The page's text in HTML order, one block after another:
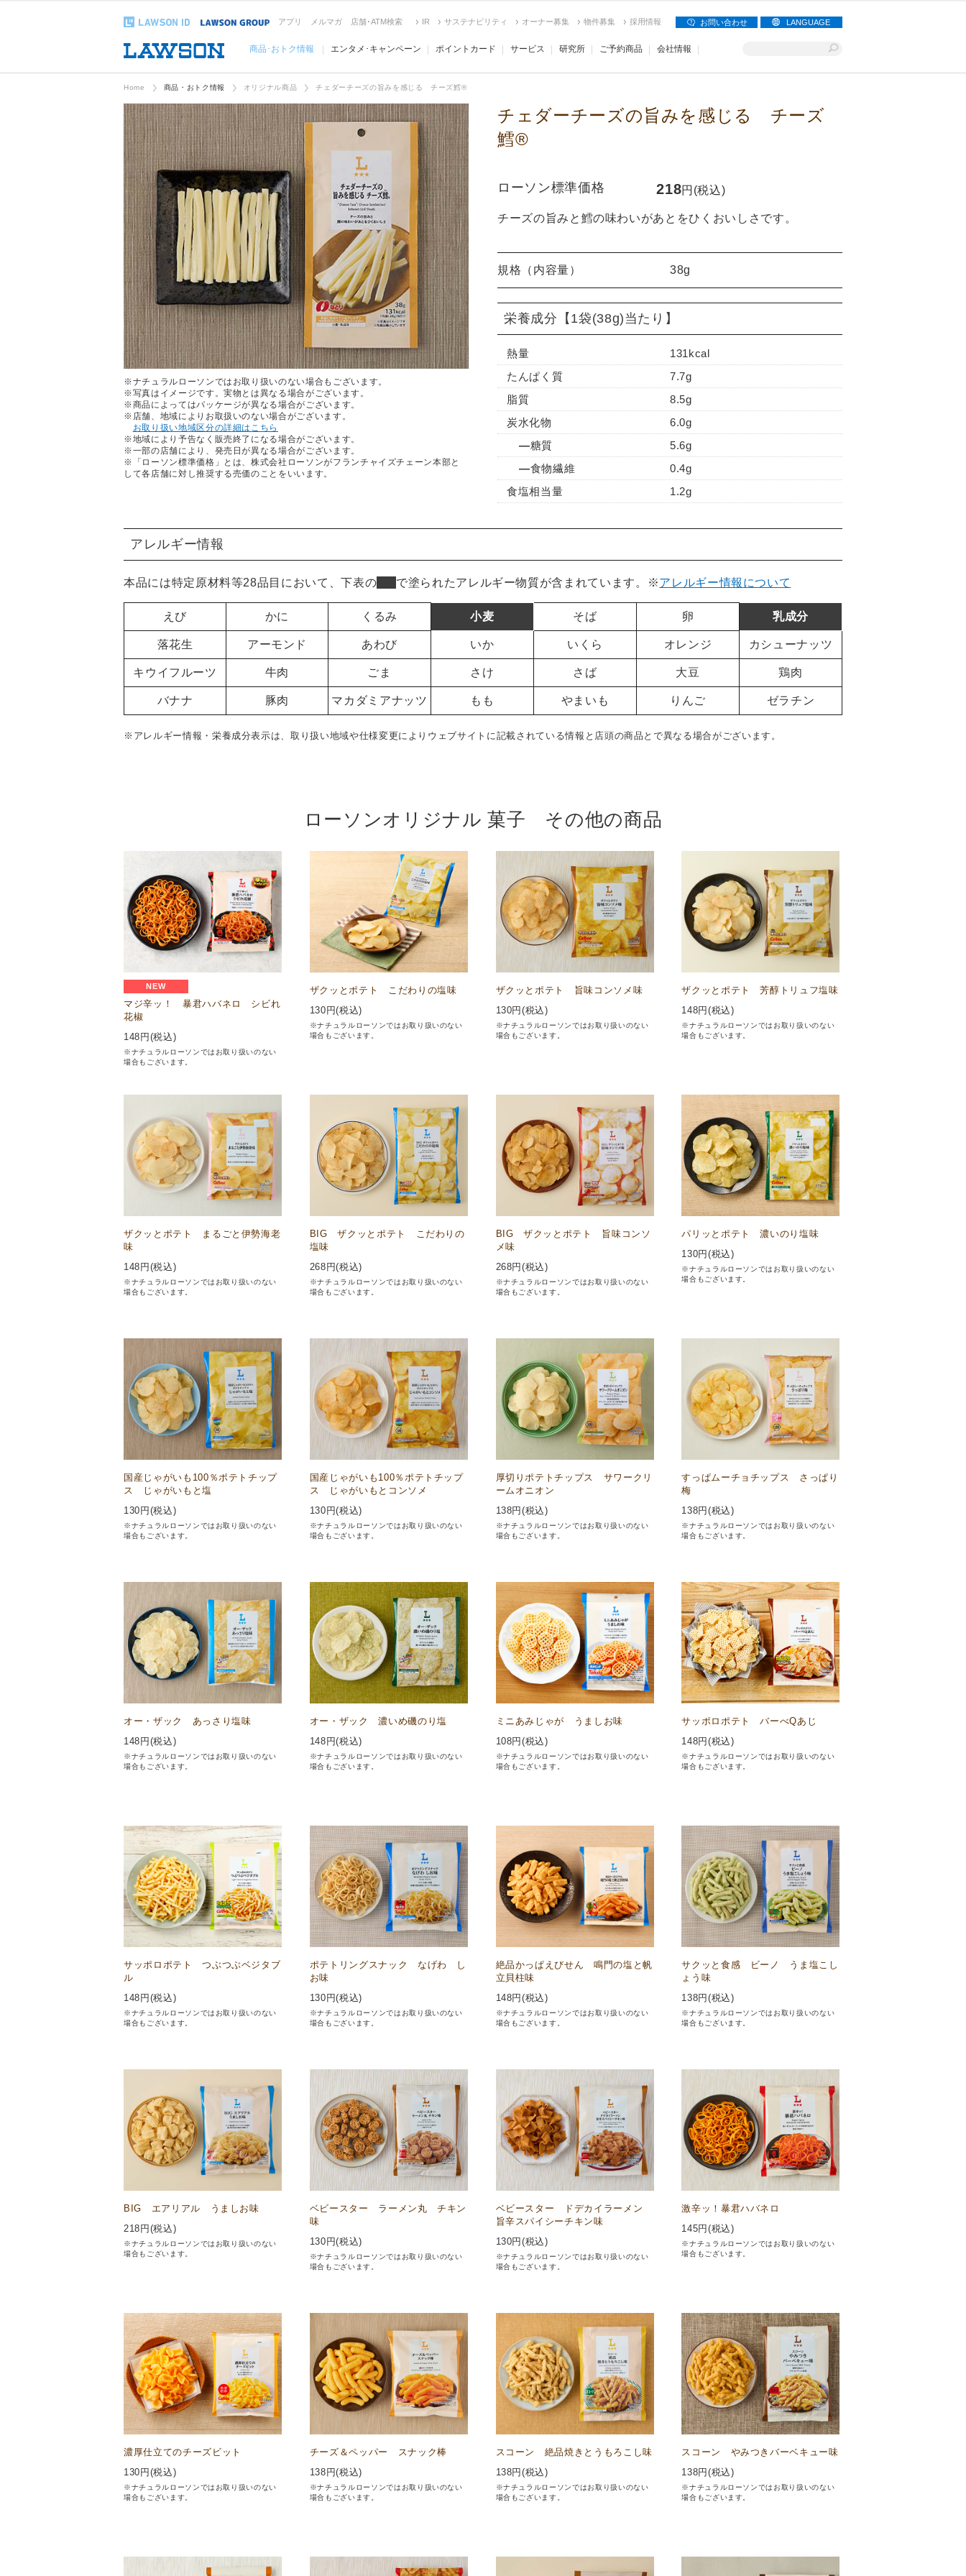
アプリ メルマガ 店舗･ATM検索 IR サステナビリティ オーナー募集 物件募集 採用情報 お問い合わせ LANGUAGE
商品･おトク情報 エンタメ･キャンペーン ポイントカード サービス 研究所 ご予約商品 会社情報
Home 商品・おトク情報 オリジナル商品 チェダーチーズの旨みを感じる チーズ鱈®
※ナチュラルローソンではお取り扱いのない場合もございます。
※写真はイメージです。実物とは異なる場合がございます。
※商品によってはパッケージが異なる場合がございます。
※店舗、地域によりお取扱いのない場合がございます。
お取り扱い地域区分の詳細はこちら
※地域により予告なく販売終了になる場合がございます。
※一部の店舗により、発売日が異なる場合がございます。
※「ローソン標準価格」とは、株式会社ローソンがフランチャイズチェーン本部と
して各店舗に対し推奨する売価のことをいいます。
チェダーチーズの旨みを感じる チーズ
鱈®
ローソン標準価格 218円(税込)
チーズの旨みと鱈の味わいがあとをひくおいしさです。
規格（内容量） 38g
栄養成分 【1袋(38g)当たり】
熱量
131kcal
たんぱく質
7.7g
脂質
8.5g
炭水化物
6.0g
糖質
5.6g
食物繊維
0.4g
食塩相当量
1.2g
アレルギー情報
本品には特定原材料等28品目において、下表の で塗られたアレルギー物質が含まれています。 ※アレルギー情報について
えび かに くるみ 小麦 そば 卵 乳成分
落花生 アーモンド あわび いか いくら オレンジ カシューナッツ
キウイフルーツ 牛肉 ごま さけ さば 大豆 鶏肉
バナナ 豚肉 マカダミアナッツ もも やまいも りんご ゼラチン
※アレルギー情報・栄養成分表示は、取り扱い地域や仕様変更によりウェブサイトに記載されている情報と店頭の商品とで異なる場合がございます。
ローソンオリジナル 菓子 その他の商品
NEW
マジ辛ッ！ 暴君ハバネロ シビれ
花椒
148 円(税込)
※ナチュラルローソンではお取り扱いのない
場合もございます。
ザクッとポテト こだわりの塩味
130 円(税込)
※ナチュラルローソンではお取り扱いのない
場合もございます。
ザクッとポテト 旨味コンソメ味
130円(税込)
※ナチュラルローソンではお取り扱いのない
場合もございます。
ザクッとポテト 芳醇トリュフ塩味
148円(税込)
※ナチュラルローソンではお取り扱いのない
場合もございます。
ザクッとポテト まるごと伊勢海老
味
148 円(税込)
※ナチュラルローソンではお取り扱いのない
場合もございます。
BIG ザクッとポテト こだわりの
塩味
268 円(税込)
※ナチュラルローソンではお取り扱いのない
場合もございます。
BIG ザクッとポテト 旨味コンソ
メ味
268円(税込)
※ナチュラルローソンではお取り扱いのない
場合もございます。
パリッとポテト 濃いのり塩味
130円(税込)
※ナチュラルローソンではお取り扱いのない
場合もございます。
国産じゃがいも100％ポテトチップ
ス じゃがいもと塩
130 円(税込)
※ナチュラルローソンではお取り扱いのない
場合もございます。
国産じゃがいも100％ポテトチップ
ス じゃがいもとコンソメ
130 円(税込)
※ナチュラルローソンではお取り扱いのない
場合もございます。
厚切りポテトチップス サワークリ
ームオニオン
138円(税込)
※ナチュラルローソンではお取り扱いのない
場合もございます。
すっぱムーチョチップス さっぱり
梅
138円(税込)
※ナチュラルローソンではお取り扱いのない
場合もございます。
オー・ザック あっさり塩味
148 円(税込)
※ナチュラルローソンではお取り扱いのない
場合もございます。
オー・ザック 濃いめ磯のり塩
148 円(税込)
※ナチュラルローソンではお取り扱いのない
場合もございます。
ミニあみじゃが うましお味
108円(税込)
※ナチュラルローソンではお取り扱いのない
場合もございます。
サッポロポテト バーべQあじ
148円(税込)
※ナチュラルローソンではお取り扱いのない
場合もございます。
サッポロポテト つぶつぶベジタブ
ル
148 円(税込)
※ナチュラルローソンではお取り扱いのない
場合もございます。
ポテトリングスナック なげわ し
お味
130 円(税込)
※ナチュラルローソンではお取り扱いのない
場合もございます。
絶品かっぱえびせん 鳴門の塩と帆
立貝柱味
148円(税込)
※ナチュラルローソンではお取り扱いのない
場合もございます。
サクッと食感 ビーノ うま塩こし
ょう味
138円(税込)
※ナチュラルローソンではお取り扱いのない
場合もございます。
BIG エアリアル うましお味
218 円(税込)
※ナチュラルローソンではお取り扱いのない
場合もございます。
ベビースター ラーメン丸 チキン
味
130 円(税込)
※ナチュラルローソンではお取り扱いのない
場合もございます。
ベビースター ドデカイラーメン
旨辛スパイシーチキン味
130円(税込)
※ナチュラルローソンではお取り扱いのない
場合もございます。
激辛ッ！暴君ハバネロ
145円(税込)
※ナチュラルローソンではお取り扱いのない
場合もございます。
濃厚仕立てのチーズビット
130 円(税込)
※ナチュラルローソンではお取り扱いのない
場合もございます。
チーズ＆ペッパー スナック棒
138 円(税込)
※ナチュラルローソンではお取り扱いのない
場合もございます。
スコーン 絶品焼きとうもろこし味
138円(税込)
※ナチュラルローソンではお取り扱いのない
場合もございます。
スコーン やみつきバーベキュー味
138円(税込)
※ナチュラルローソンではお取り扱いのない
場合もございます。